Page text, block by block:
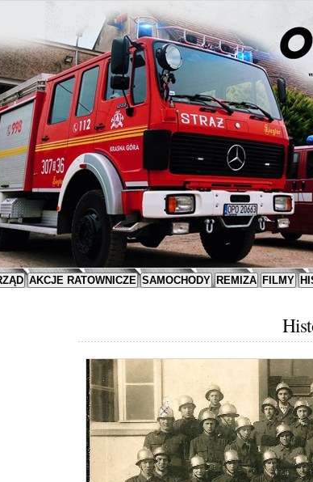
AKCJE RATOWNICZE SAMOCHODY REMIZA FILMY